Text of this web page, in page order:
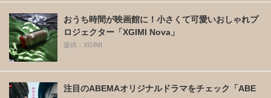
おうち時間が映画館に！小さくて可愛いおしゃれプ
ロジェクター「XGIMI Nova」
提供：XGIMI
注目のABEMAオリジナルドラマをチェック「ABE